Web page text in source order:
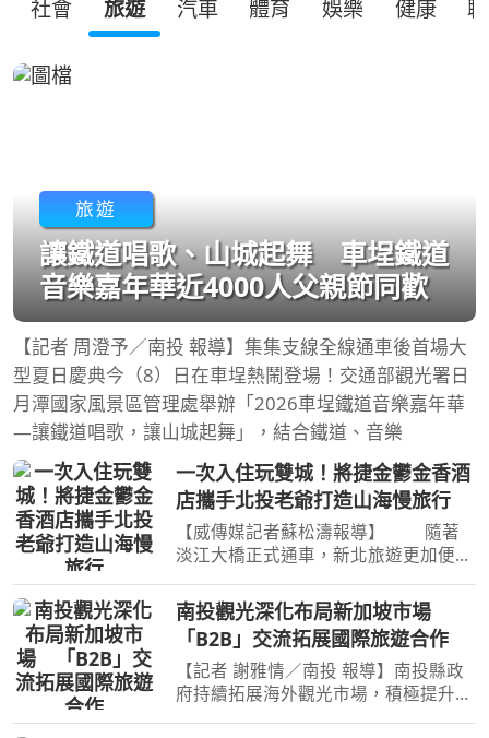
社會 旅遊 汽車 體育 娛樂 健康
旅遊
讓鐵道唱歌、山城起舞 車埕鐵道
音樂嘉年華近4000人父親節同歡
【記者 周澄予／南投 報導】集集支線全線通車後首場大
型夏日慶典今（8）日在車埕熱鬧登場！交通部觀光署日
月潭國家風景區管理處舉辦「2026車埕鐵道音樂嘉年華
—讓鐵道唱歌，讓山城起舞」，結合鐵道、音樂
一次入住玩雙城！將捷金鬱金香酒
店攜手北投老爺打造山海慢旅行
【威傳媒記者蘇松濤報導】 隨著
淡江大橋正式通車，新北旅遊更加便
泉與河岸風光的雙重魅力。坐落於淡水
河岸第一排的將捷金鬱金香酒店，攜手
北投老爺酒店推出跨區旅
南投觀光深化布局新加坡市場
「B2B」交流拓展國際旅遊合作
【記者 謝雅情／南投 報導】南投縣政
府持續拓展海外觀光市場，積極提升南